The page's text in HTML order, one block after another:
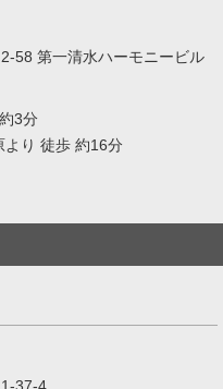
58 第一清水ハーモニービル
3分
より 徒歩 約16分